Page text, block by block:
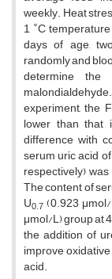
weekly. Heat
1 ˚C
days of age,
randomly and
determine
experiment, the
lower than that
difference with
serum uric acid
respectively)
The content of
U0.7 (0.923
μmol/L) group at
the addition of
improve
acid.